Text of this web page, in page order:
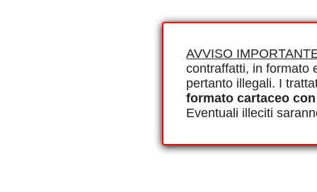
AVVISO
contraffatti, in formato
pertanto illegali. I
formato cartaceo
Eventuali illeciti